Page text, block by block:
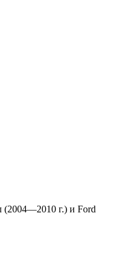
(2004—2010 г.) и Ford